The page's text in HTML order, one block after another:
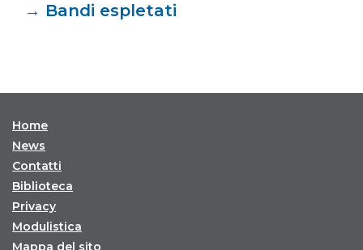
→ Bandi espletati
Home
News
Contatti
Biblioteca
Privacy
Modulistica